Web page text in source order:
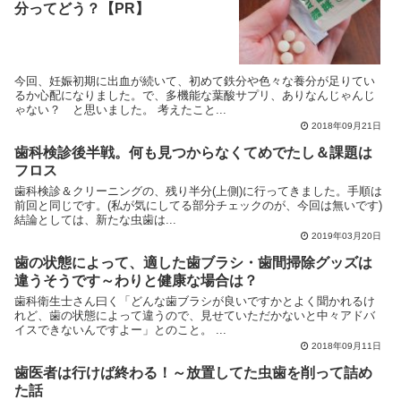
分ってどう？【PR】
今回、妊娠初期に出血が続いて、初めて鉄分や色々な養分が足りてい
るか心配になりました。で、多機能な葉酸サプリ、ありなんじゃんじ
ゃない？ と思いました。 考えたこと...
2018年09月21日
歯科検診後半戦。何も見つからなくてめでたし＆課題は
フロス
歯科検診＆クリーニングの、残り半分(上側)に行ってきました。手順は
前回と同じです。(私が気にしてる部分チェックのが、今回は無いです)
結論としては、新たな虫歯は...
2019年03月20日
歯の状態によって、適した歯ブラシ・歯間掃除グッズは
違うそうです～わりと健康な場合は？
歯科衛生士さん曰く「どんな歯ブラシが良いですかとよく聞かれるけ
れど、歯の状態によって違うので、見せていただかないと中々アドバ
イスできないんですよー」とのこと。 ...
2018年09月11日
歯医者は行けば終わる！～放置してた虫歯を削って詰め
た話